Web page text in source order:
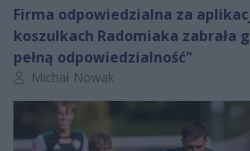
Firma odpowiedzialna za
koszulkach Radomiaka zabrała
pełną odpowiedzialność"
Autor artykułu:
Michał Nowak